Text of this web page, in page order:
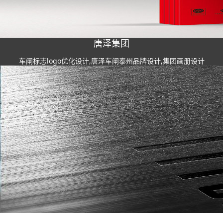
唐泽集团
车闸标志logo优化设计,唐泽车闸泰州品牌设计,集团画册设计